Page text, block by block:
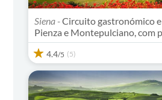
Siena -Circuito gastronómico
Pienza e Montepulciano, com
4.4/5 (5)